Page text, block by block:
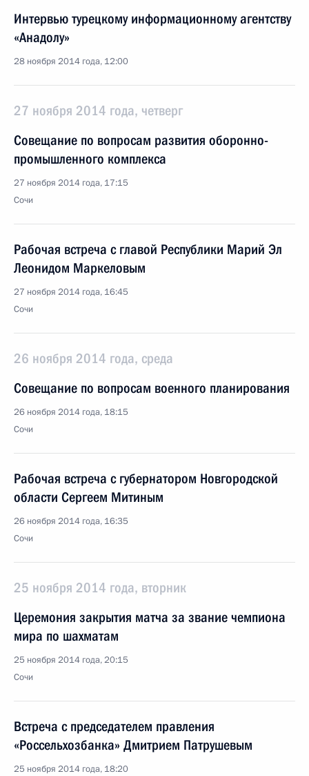
Интервью турецкому информационному агентству
«Анадолу»
28 ноября 2014 года, 12:00
27 ноября 2014 года, четверг
Совещание по вопросам развития оборонно-
промышленного комплекса
27 ноября 2014 года, 17:15
Сочи
Рабочая встреча с главой Республики Марий Эл
Леонидом Маркеловым
27 ноября 2014 года, 16:45
Сочи
26 ноября 2014 года, среда
Совещание по вопросам военного планирования
26 ноября 2014 года, 18:15
Сочи
Рабочая встреча с губернатором Новгородской
области Сергеем Митиным
26 ноября 2014 года, 16:35
Сочи
25 ноября 2014 года, вторник
Церемония закрытия матча за звание чемпиона
мира по шахматам
25 ноября 2014 года, 20:15
Сочи
Встреча с председателем правления
«Россельхозбанка» Дмитрием Патрушевым
25 ноября 2014 года, 18:20